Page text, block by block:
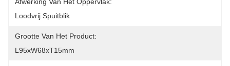
Loodvrij Spuitblik
Grootte Van Het Product:
L95xW68xT15mm